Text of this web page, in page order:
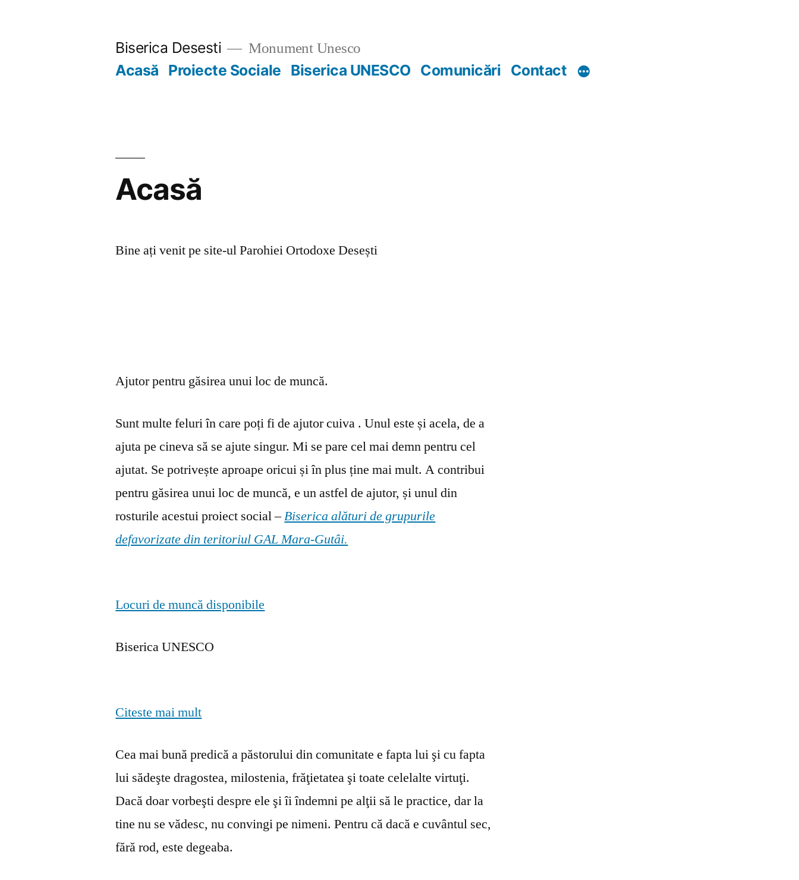
Biserica Desesti Monument Unesco
Acasă Proiecte Sociale Biserica UNESCO Comunicări Contact
Acasă
Bine ați venit pe site-ul Parohiei Ortodoxe Desești
Ajutor pentru găsirea unui loc de muncă.
Sunt multe feluri în care poți fi de ajutor cuiva . Unul este și acela, de a
ajuta pe cineva să se ajute singur. Mi se pare cel mai demn pentru cel
ajutat. Se potrivește aproape oricui și în plus ține mai mult. A contribui
pentru găsirea unui loc de muncă, e un astfel de ajutor, și unul din
rosturile acestui proiect social –Biserica alături de grupurile
defavorizate din teritoriul GAL Mara-Gutâi.
Locuri de muncă disponibile
Biserica UNESCO
Citeste mai mult
Cea mai bună predică a păstorului din comunitate e fapta lui şi cu fapta
lui sădeşte dragostea, milostenia, frăţietatea şi toate celelalte virtuţi.
Dacă doar vorbeşti despre ele şi îi îndemni pe alţii să le practice, dar la
tine nu se vă­desc, nu convingi pe nimeni. Pentru că dacă e cuvântul sec,
fără rod, este degeaba.